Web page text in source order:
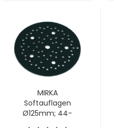
MIRKA
Softauflagen
Ø125mm; 44-